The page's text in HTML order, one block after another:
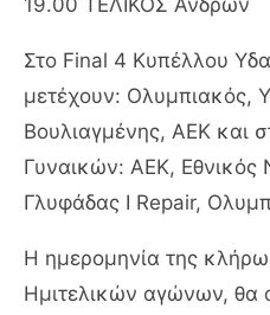
19.00 ΤΕΛΙΚΟΣ Ανδρών
Στο Final 4 Κυπέλλου
μετέχουν: Ολυμπιακός,
Βουλιαγμένης, ΑΕΚ και
Γυναικών: ΑΕΚ,
Γλυφάδας I Repair,
Η ημερομηνία της
Ημιτελικών αγώνων, θα